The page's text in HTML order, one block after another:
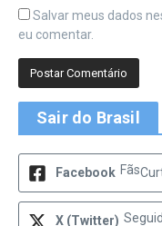
Salvar meus dados
eu comentar.
Sair do Brasil
Facebook Fãs
X (Twitter)